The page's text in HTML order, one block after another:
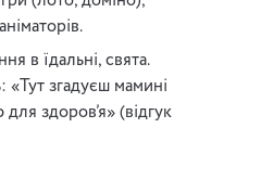
в їдальні, свята.
«Тут згадуєш мамині
здоров’я» (відгук